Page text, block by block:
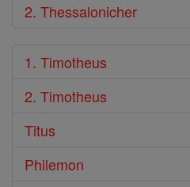
2. Thessalonicher
1. Timotheus
2. Timotheus
Titus
Philemon